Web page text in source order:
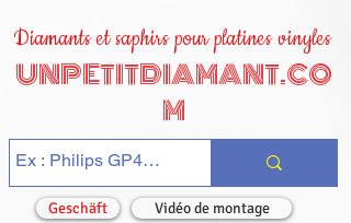
Diamants et saphirs pour platines vinyles
UNPETITDIAMANT.CO
M
Geschäft Vidéo de montage